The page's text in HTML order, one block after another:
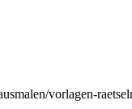
vorlagen-